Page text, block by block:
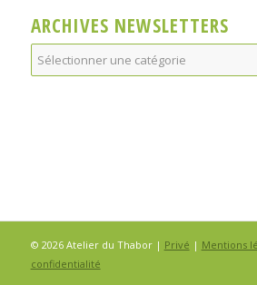
ARCHIVES NEWSLETTERS
Archives
Newsletters
© 2026 Atelier du Thabor | Privé | Mentions
confidentialité